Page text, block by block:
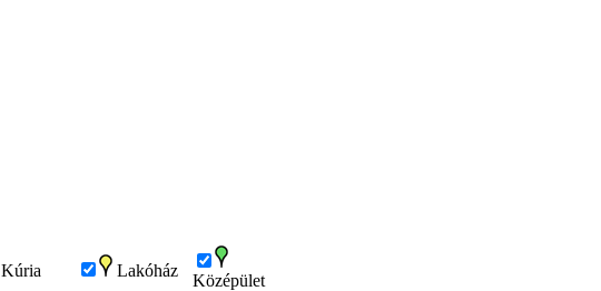
Kúria Lakóház
Középület